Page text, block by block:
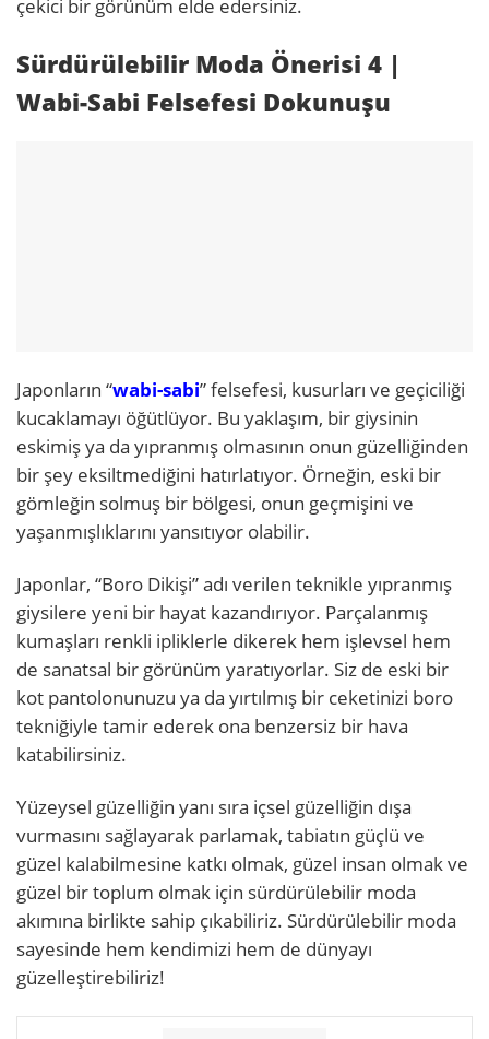
çekici bir görünüm elde edersiniz.
Sürdürülebilir Moda Önerisi 4 |
Wabi-Sabi Felsefesi Dokunuşu
Japonların “wabi-sabi” felsefesi, kusurları ve geçiciliği
kucaklamayı öğütlüyor. Bu yaklaşım, bir giysinin
eskimiş ya da yıpranmış olmasının onun güzelliğinden
bir şey eksiltmediğini hatırlatıyor. Örneğin, eski bir
gömleğin solmuş bir bölgesi, onun geçmişini ve
yaşanmışlıklarını yansıtıyor olabilir.
Japonlar, “Boro Dikişi” adı verilen teknikle yıpranmış
giysilere yeni bir hayat kazandırıyor. Parçalanmış
kumaşları renkli ipliklerle dikerek hem işlevsel hem
de sanatsal bir görünüm yaratıyorlar. Siz de eski bir
kot pantolonunuzu ya da yırtılmış bir ceketinizi boro
tekniğiyle tamir ederek ona benzersiz bir hava
katabilirsiniz.
Yüzeysel güzelliğin yanı sıra içsel güzelliğin dışa
vurmasını sağlayarak parlamak, tabiatın güçlü ve
güzel kalabilmesine katkı olmak, güzel insan olmak ve
güzel bir toplum olmak için sürdürülebilir moda
akımına birlikte sahip çıkabiliriz. Sürdürülebilir moda
sayesinde hem kendimizi hem de dünyayı
güzelleştirebiliriz!